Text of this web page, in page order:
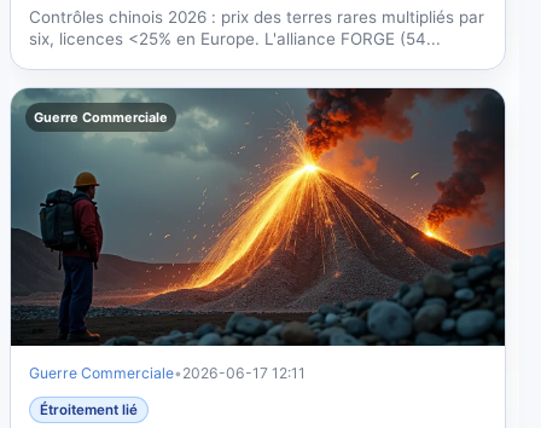
Contrôles chinois 2026 : prix des terres rares multipliés par
six, licences <25% en Europe. L'alliance FORGE (54...
Guerre Commerciale
Guerre Commerciale• 2026-06-17 12:11
Étroitement lié